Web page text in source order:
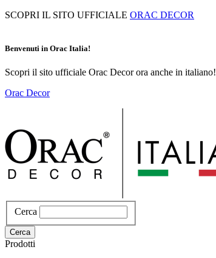
Salta
principale
SCOPRI IL SITO UFFICIALE ORAC DECOR
Benvenuti in Orac Italia!
Scopri il sito ufficiale Orac Decor ora anche in italiano!
Orac Decor
Cerca
Cerca
Prodotti